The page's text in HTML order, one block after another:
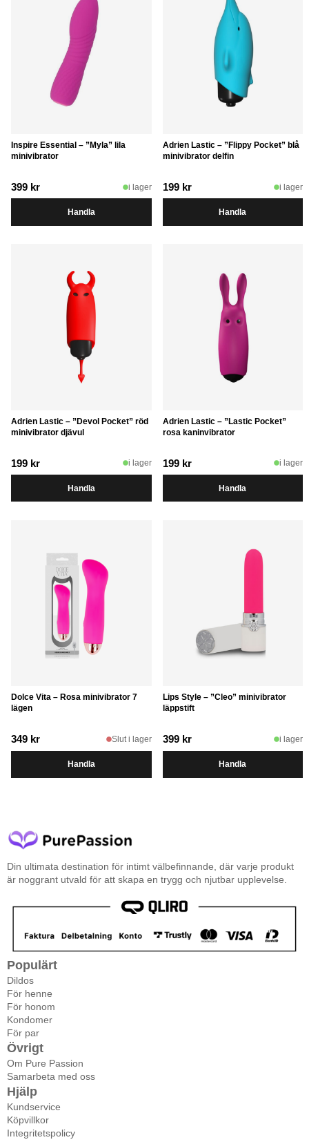
Inspire Essential – ”Myla” lila
minivibrator
399 kr i lager
Handla
Adrien Lastic – ”Flippy Pocket” blå
minivibrator delfin
199 kr i lager
Handla
Adrien Lastic – ”Devol Pocket” röd
minivibrator djävul
199 kr i lager
Handla
Adrien Lastic – ”Lastic Pocket”
rosa kaninvibrator
199 kr i lager
Handla
Dolce Vita – Rosa minivibrator 7
lägen
349 kr Slut i lager
Handla
Lips Style – ”Cleo” minivibrator
läppstift
399 kr i lager
Handla
Din ultimata destination för intimt välbefinnande, där varje produkt
är noggrant utvald för att skapa en trygg och njutbar upplevelse.
Populärt
Dildos
För henne
För honom
Kondomer
För par
Övrigt
Om Pure Passion
Samarbeta med oss
Hjälp
Kundservice
Köpvillkor
Integritetspolicy